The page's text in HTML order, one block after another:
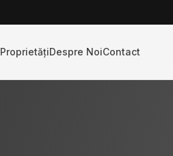
ProprietățiDespre NoiContact